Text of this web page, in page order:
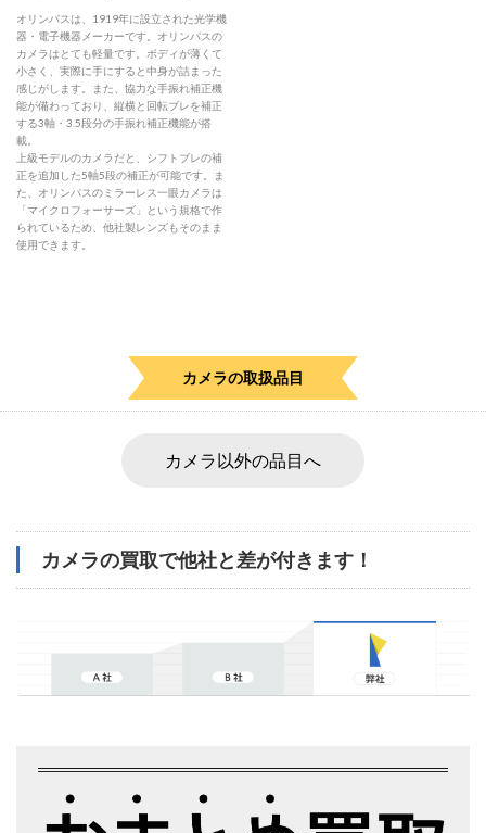
オリンパスは、1919年に設立された光学機
器・電子機器メーカーです。オリンパスの
カメラはとても軽量です。ボディが薄くて
小さく、実際に手にすると中身が詰まった
感じがします。また、協力な手振れ補正機
能が備わっており、縦横と回転ブレを補正
する3軸・3.5段分の手振れ補正機能が搭
載。
上級モデルのカメラだと、シフトブレの補
正を追加した5軸5段の補正が可能です。ま
た、オリンパスのミラーレス一眼カメラは
「マイクロフォーサーズ」という規格で作
られているため、他社製レンズもそのまま
使用できます。
カメラの取扱品目
カメラ以外の品目へ
カメラの買取で他社と差が付きます！